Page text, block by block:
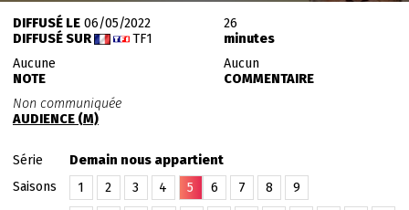
DIFFUSÉ LE06/05/2022
DIFFUSÉ SUR
TF1
26
minutes
Aucune
NOTE
Aucun
COMMENTAIRE
Non communiquée
AUDIENCE (M)
Série
Demain nous appartient
Saisons
1 2 3 4 5 6 7 8 9